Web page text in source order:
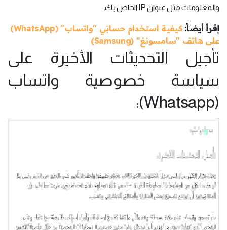
والمعلومات مثل عنوان IP الخاص بك.
إقرأ أيضاً:
كيفية استخدام حسابَي "واتساب" (WhatsApp)
على هاتف "سامسونغ" (Samsung)
تأجيل التحديثات الأخيرة على
سياسة خصوصية واتساب
(Whatsapp):